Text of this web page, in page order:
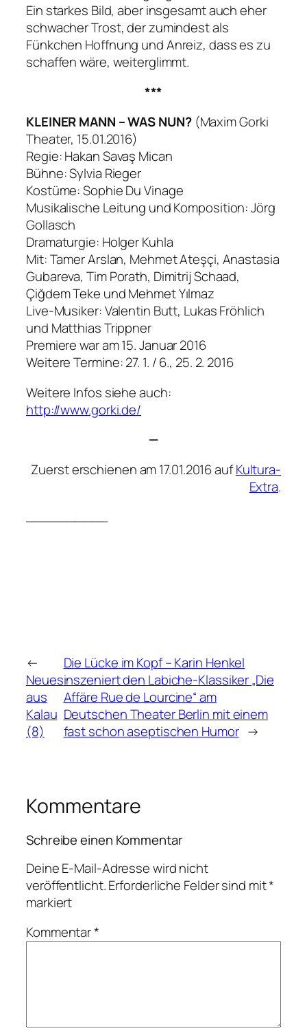
Ein starkes Bild, aber insgesamt auch eher
schwacher Trost, der zumindest als
Fünkchen Hoffnung und Anreiz, dass es zu
schaffen wäre, weiterglimmt.
***
KLEINER MANN – WAS NUN? (Maxim Gorki
Theater, 15.01.2016)
Regie: Hakan Savaş Mican
Bühne: Sylvia Rieger
Kostüme: Sophie Du Vinage
Musikalische Leitung und Komposition: Jörg
Gollasch
Dramaturgie: Holger Kuhla
Mit: Tamer Arslan, Mehmet Ateşçi, Anastasia
Gubareva, Tim Porath, Dimitrij Schaad,
Çiğdem Teke und Mehmet Yılmaz
Live-Musiker: Valentin Butt, Lukas Fröhlich
und Matthias Trippner
Premiere war am 15. Januar 2016
Weitere Termine: 27. 1. / 6., 25. 2. 2016
Weitere Infos siehe auch:
http://www.gorki.de/
—
Zuerst erschienen am 17.01.2016 aufKultura-
Extra.
__________
←
Neues
aus
Kalau
(8)
Die Lücke im Kopf – Karin Henkel
inszeniert den Labiche-Klassiker „Die
Affäre Rue de Lourcine“ am
Deutschen Theater Berlin mit einem
fast schon aseptischen Humor →
Kommentare
Schreibe einen Kommentar
Deine E-Mail-Adresse wird nicht
veröffentlicht.Erforderliche Felder sind mit*
markiert
Kommentar*